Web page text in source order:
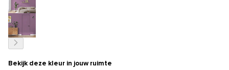
Bekijk deze kleur in jouw ruimte